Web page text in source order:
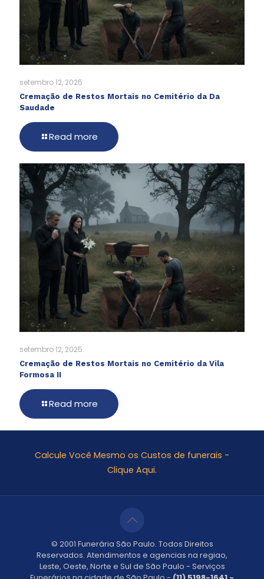
setembro 12, 2025
Cremação de Restos Mortais no Cemitério da Da
Saudade
Read more
setembro 12, 2025
Cremação de Restos Mortais no Cemitério da Vila
Formosa II
Read more
Calcule Você Mesmo os Custos de funerais -
Clique Aqui.
© 2001 Funerária São Paulo. Todos Direitos
Reservados. Atendimentos e agencias na regiao,
Leste, Oeste, Norte e Sul de São Paulo - Serviços